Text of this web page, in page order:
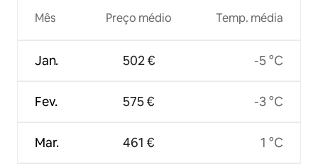
Mês
Jan.
Fev.
Mar.
Preço médio
502 €
575 €
461 €
Temp. média
-5 °C
-3 °C
1 °C